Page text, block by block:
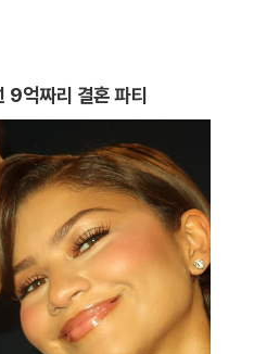
억짜리 결혼 파티